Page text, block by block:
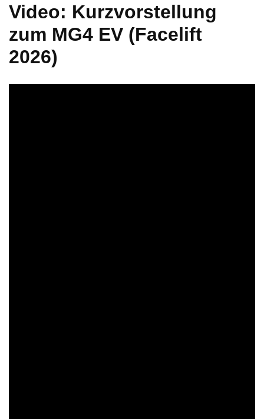
Video: Kurzvorstellung
zum MG4 EV (Facelift
2026)